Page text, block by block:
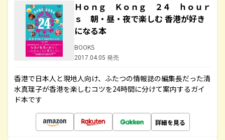
Ｈｏｎｇ Ｋｏｎｇ ２４ ｈｏｕｒ
ｓ 朝・昼・夜で楽しむ 香港が好き
になる本
BOOKS
2017.04.05 発売
香港で日本人と現地人向け、ふたつの情報誌の編集長だった清
水真理子が香港を楽しむコツを24時間に分けて案内するガイ
ド本です
詳細を見る